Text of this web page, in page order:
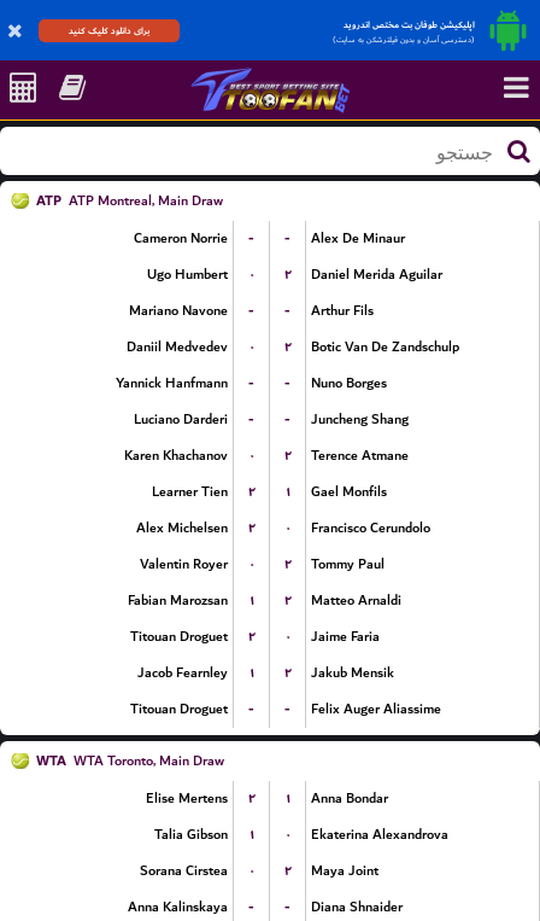
اپلیکیشن طوفان بت مختص اندروید
(دسترسی آسان و بدون فیلترشکن به سایت)
برای دانلود کلیک کنید
ATP ATP Montreal, Main Draw
Cameron Norrie
- -
Alex De Minaur
Ugo Humbert
۰ ۲
Daniel Merida Aguilar
Mariano Navone
- -
Arthur Fils
Daniil Medvedev
۰ ۲
Botic Van De Zandschulp
Yannick Hanfmann
- -
Nuno Borges
Luciano Darderi
- -
Juncheng Shang
Karen Khachanov
۰ ۲
Terence Atmane
Learner Tien
۲ ۱
Gael Monfils
Alex Michelsen
۲ ۰
Francisco Cerundolo
Valentin Royer
۰ ۲
Tommy Paul
Fabian Marozsan
۱ ۲
Matteo Arnaldi
Titouan Droguet
۲ ۰
Jaime Faria
Jacob Fearnley
۱ ۲
Jakub Mensik
Titouan Droguet
- - Felix Auger Aliassime
WTA WTA Toronto, Main Draw
Elise Mertens
۲ ۱
Anna Bondar
Talia Gibson
۱ ۰
Ekaterina Alexandrova
Sorana Cirstea
۰ ۲
Maya Joint
Anna Kalinskaya
- -
Diana Shnaider